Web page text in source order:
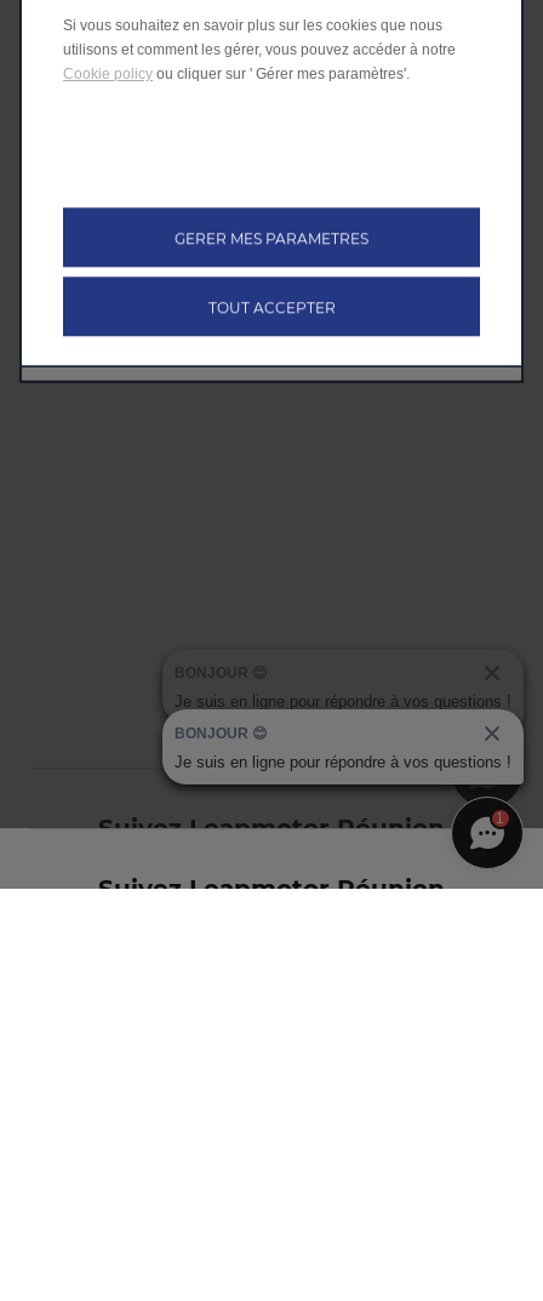
Suivez Leapmotor Réunion
1
BONJOUR 😊
Je suis en ligne pour répondre à vos questions !
Si vous souhaitez en savoir plus sur les cookies que nous
utilisons et comment les gérer, vous pouvez accéder à notre
Cookie policy ou cliquer sur ' Gérer mes paramètres'.
GERER MES PARAMETRES
TOUT ACCEPTER